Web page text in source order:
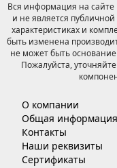
Вся информация на сайте
и не является
характеристиках и
быть изменена
не может быть
Пожалуйста,
О компании
Общая информация
Контакты
Наши реквизиты
Сертификаты